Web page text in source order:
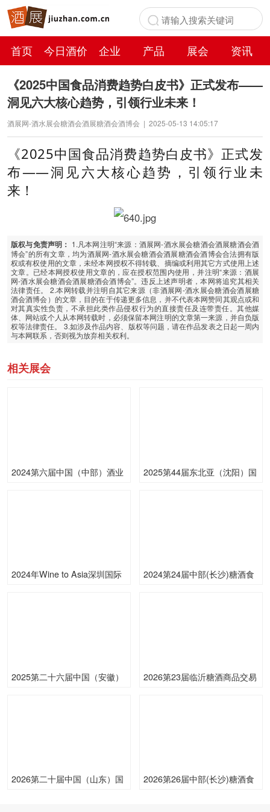
首页 今日酒价 企业 产品 展会
资讯
百科
《2025中国食品消费趋势白皮书》正式发布——
洞见六大核心趋势，引领行业未来！
酒展网-酒水展会糖酒会酒展糖酒会酒博会 | 2025-05-13 14:05:17
《2025中国食品消费趋势白皮书》正式发
布——洞见六大核心趋势，引领行业未
来！
版权与免责声明： 1.凡本网注明“来源：酒展网-酒水展会糖酒会酒展糖酒会酒
博会”的所有文章，均为酒展网-酒水展会糖酒会酒展糖酒会酒博会合法拥有版
权或有权使用的文章，未经本网授权不得转载、摘编或利用其它方式使用上述
文章。已经本网授权使用文章的，应在授权范围内使用，并注明“来源：酒展
网-酒水展会糖酒会酒展糖酒会酒博会”。违反上述声明者，本网将追究其相关
法律责任。 2.本网转载并注明自其它来源（非酒展网-酒水展会糖酒会酒展糖
酒会酒博会）的文章，目的在于传递更多信息，并不代表本网赞同其观点或和
对其真实性负责，不承担此类作品侵权行为的直接责任及连带责任。其他媒
体、网站或个人从本网转载时，必须保留本网注明的文章第一来源，并自负版
权等法律责任。 3.如涉及作品内容、版权等问题，请在作品发表之日起一周内
与本网联系，否则视为放弃相关权利。
相关展会
2024第六届中国（中部）酒业
2025第44届东北亚（沈阳）国
2024年Wine to Asia深圳国际
2024第24届中部(长沙)糖酒食
2025第二十六届中国（安徽）
2026第23届临沂糖酒商品交易
2026第二十届中国（山东）国
2026第26届中部(长沙)糖酒食